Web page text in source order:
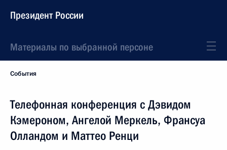
Президент России
Материалы по выбранной персоне
События
Телефонная конференция с Дэвидом
Кэмероном, Ангелой Меркель, Франсуа
Олландом и Маттео Ренци